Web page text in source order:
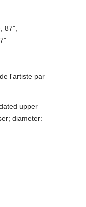
87",
l'artiste par
upper
diameter: